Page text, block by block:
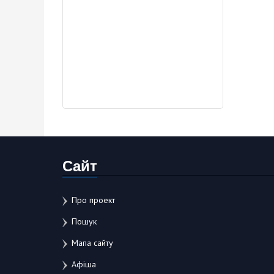
Сайт
Про проект
Пошук
Мапа сайту
Афіша